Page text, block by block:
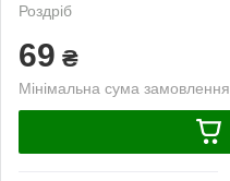
Роздріб
69 ₴
Мінімальна сума